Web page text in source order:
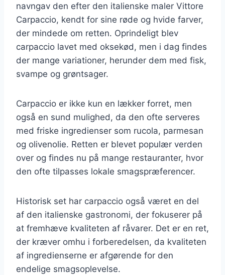
navngav den efter den italienske maler Vittore
Carpaccio, kendt for sine røde og hvide farver,
der mindede om retten. Oprindeligt blev
carpaccio lavet med oksekød, men i dag findes
der mange variationer, herunder dem med fisk,
svampe og grøntsager.
Carpaccio er ikke kun en lækker forret, men
også en sund mulighed, da den ofte serveres
med friske ingredienser som rucola, parmesan
og olivenolie. Retten er blevet populær verden
over og findes nu på mange restauranter, hvor
den ofte tilpasses lokale smagspræferencer.
Historisk set har carpaccio også været en del
af den italienske gastronomi, der fokuserer på
at fremhæve kvaliteten af råvarer. Det er en ret,
der kræver omhu i forberedelsen, da kvaliteten
af ingredienserne er afgørende for den
endelige smagsoplevelse.